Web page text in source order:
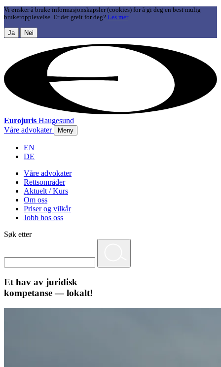
Vi ønsker å bruke informasjonskapsler (cookies) for å gi deg en best mulig
brukeropplevelse. Er det greit for deg? Les mer
Ja Nei
Eurojuris Haugesund
Våre advokater
Meny
EN
DE
Våre advokater
Rettsområder
Aktuelt / Kurs
Om oss
Priser og vilkår
Jobb hos oss
Søk etter
Et hav av juridisk
kompetanse — lokalt!